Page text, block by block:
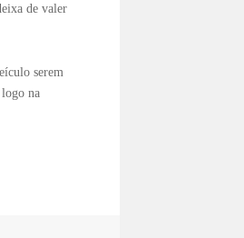
de valer
serem
na